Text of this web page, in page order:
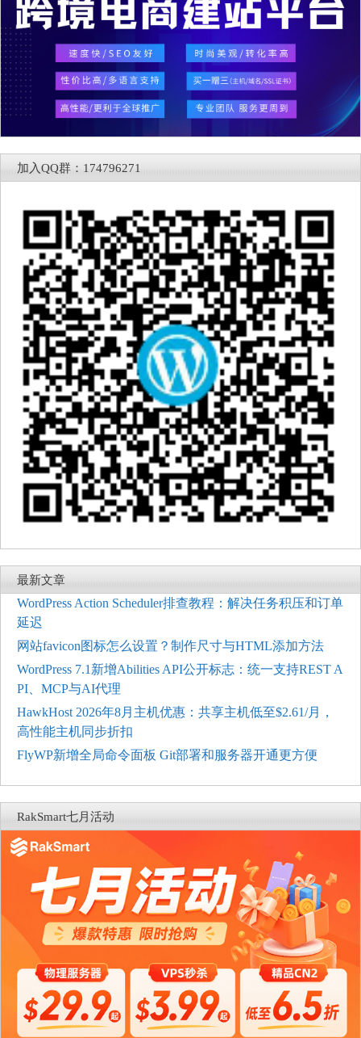
加入QQ群：174796271
最新文章
WordPress Action Scheduler排查教程：解决任务积压和订单
延迟
网站favicon图标怎么设置？制作尺寸与HTML添加方法
WordPress 7.1新增Abilities API公开标志：统一支持REST A
PI、MCP与AI代理
HawkHost 2026年8月主机优惠：共享主机低至$2.61/月，
高性能主机同步折扣
FlyWP新增全局命令面板 Git部署和服务器开通更方便
RakSmart七月活动